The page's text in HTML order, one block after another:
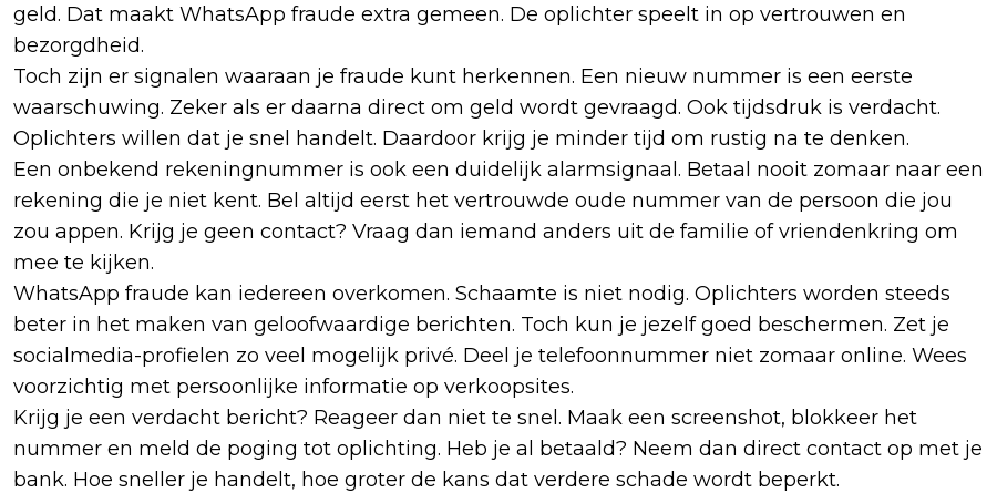
geld. Dat maakt WhatsApp fraude extra gemeen. De oplichter speelt in op vertrouwen en
bezorgdheid.
Toch zijn er signalen waaraan je fraude kunt herkennen. Een nieuw nummer is een eerste
waarschuwing. Zeker als er daarna direct om geld wordt gevraagd. Ook tijdsdruk is verdacht.
Oplichters willen dat je snel handelt. Daardoor krijg je minder tijd om rustig na te denken.
Een onbekend rekeningnummer is ook een duidelijk alarmsignaal. Betaal nooit zomaar naar een
rekening die je niet kent. Bel altijd eerst het vertrouwde oude nummer van de persoon die jou
zou appen. Krijg je geen contact? Vraag dan iemand anders uit de familie of vriendenkring om
mee te kijken.
WhatsApp fraude kan iedereen overkomen. Schaamte is niet nodig. Oplichters worden steeds
beter in het maken van geloofwaardige berichten. Toch kun je jezelf goed beschermen. Zet je
socialmedia-profielen zo veel mogelijk privé. Deel je telefoonnummer niet zomaar online. Wees
voorzichtig met persoonlijke informatie op verkoopsites.
Krijg je een verdacht bericht? Reageer dan niet te snel. Maak een screenshot, blokkeer het
nummer en meld de poging tot oplichting. Heb je al betaald? Neem dan direct contact op met je
bank. Hoe sneller je handelt, hoe groter de kans dat verdere schade wordt beperkt.